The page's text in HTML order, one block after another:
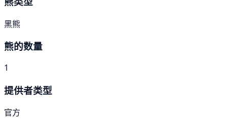
黑熊
熊的数量
1
提供者类型
官方